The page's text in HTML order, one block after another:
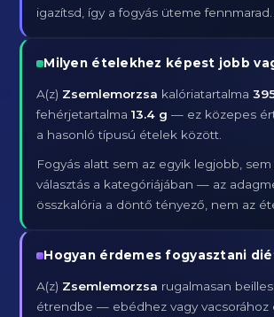
igazítsd, így a fogyás üteme fennmarad.
Milyen ételekhez képest jobb
A(z) Zsemlemorzsa kalóriatartalma
fehérjetartalma13.4 g — ez közepes
a hasonló típusú ételek között.
Fogyás alatt sem az egyik legjobb,
választás a kategóriájában — az
összkalória a döntő tényező, nem az
Hogyan érdemes fogyasztani
A(z) Zsemlemorzsa rugalmasan
étrendbe — ebédhez vagy vacsorához